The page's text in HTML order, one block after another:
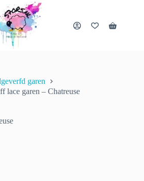
Fluff lace garen – Chatreuse
garen
lace garen – Chatreuse